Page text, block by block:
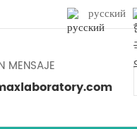
русский
MENSAJE